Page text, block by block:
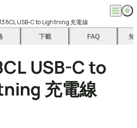
USB-C to Lightning 充電線
下載 FAQ 知
USB-Cto
充電線